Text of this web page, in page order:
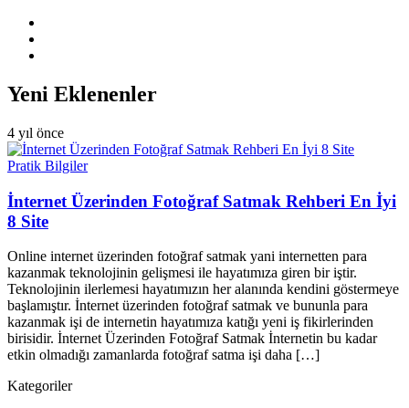
Yeni Eklenenler
4 yıl önce
Pratik Bilgiler
İnternet Üzerinden Fotoğraf Satmak Rehberi En İyi
8 Site
Online internet üzerinden fotoğraf satmak yani internetten para
kazanmak teknolojinin gelişmesi ile hayatımıza giren bir iştir.
Teknolojinin ilerlemesi hayatımızın her alanında kendini göstermeye
başlamıştır. İnternet üzerinden fotoğraf satmak ve bununla para
kazanmak işi de internetin hayatımıza katığı yeni iş fikirlerinden
birisidir. İnternet Üzerinden Fotoğraf Satmak İnternetin bu kadar
etkin olmadığı zamanlarda fotoğraf satma işi daha […]
Kategoriler